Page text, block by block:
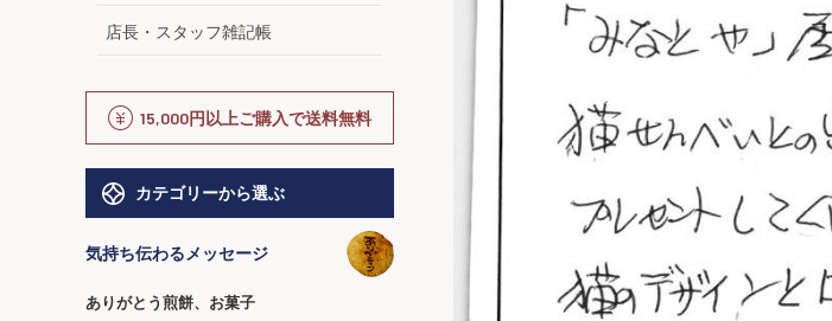
店長・スタッフ雑記帳
15,000円以上ご購入で送料無料
カテゴリーから選ぶ
気持ち伝わるメッセージ
ありがとう煎餅、お菓子